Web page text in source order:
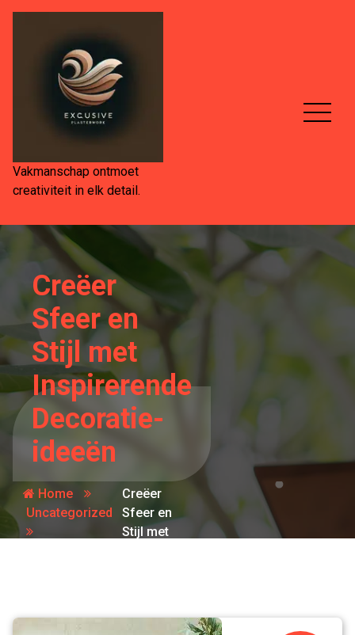
Spring
Vakmanschap ontmoet
creativiteit in elk detail.
Creëer
Sfeer en
Stijl met
Inspirerende
Decoratie-
ideeën
Home
Uncategorized
Creëer
Sfeer en
Stijl met